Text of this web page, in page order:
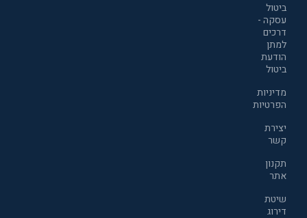
ביטול
עסקה -
דרכים
למתן
הודעת
ביטול
מדיניות
הפרטיות
יצירת
קשר
תקנון
אתר
שיטת
דירוג